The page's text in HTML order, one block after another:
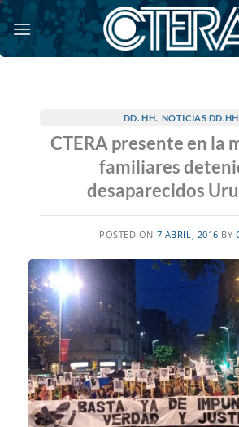
Saltar
al
contenido
DD. HH. NOTICIAS
CTERA presente en la
familiares
desaparecidos
POSTED ON 7 ABRIL, 2016 BY